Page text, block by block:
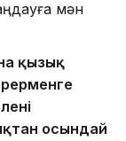
мән
қызық
осындай